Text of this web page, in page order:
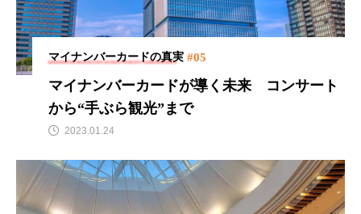
マイナンバーカードの真実 #05
マイナンバーカードが導く未来 コンサート
から“手ぶら観光”まで
2023.01.24